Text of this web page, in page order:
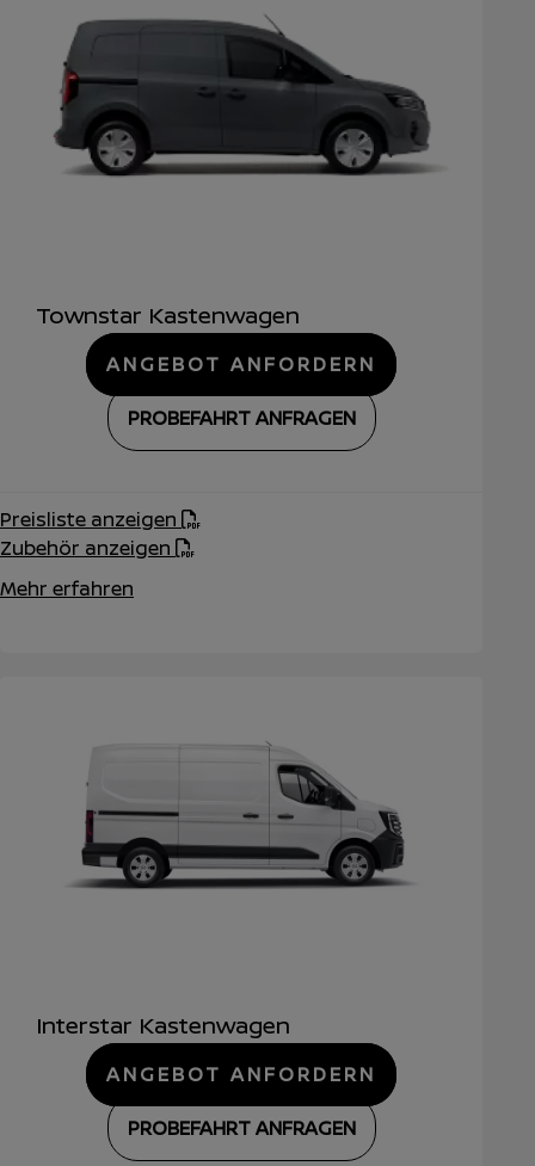
Townstar Kastenwagen
ANGEBOT ANFORDERN
PROBEFAHRT ANFRAGEN
Preisliste anzeigen
Zubehör anzeigen
Mehr erfahren
Interstar Kastenwagen
ANGEBOT ANFORDERN
PROBEFAHRT ANFRAGEN